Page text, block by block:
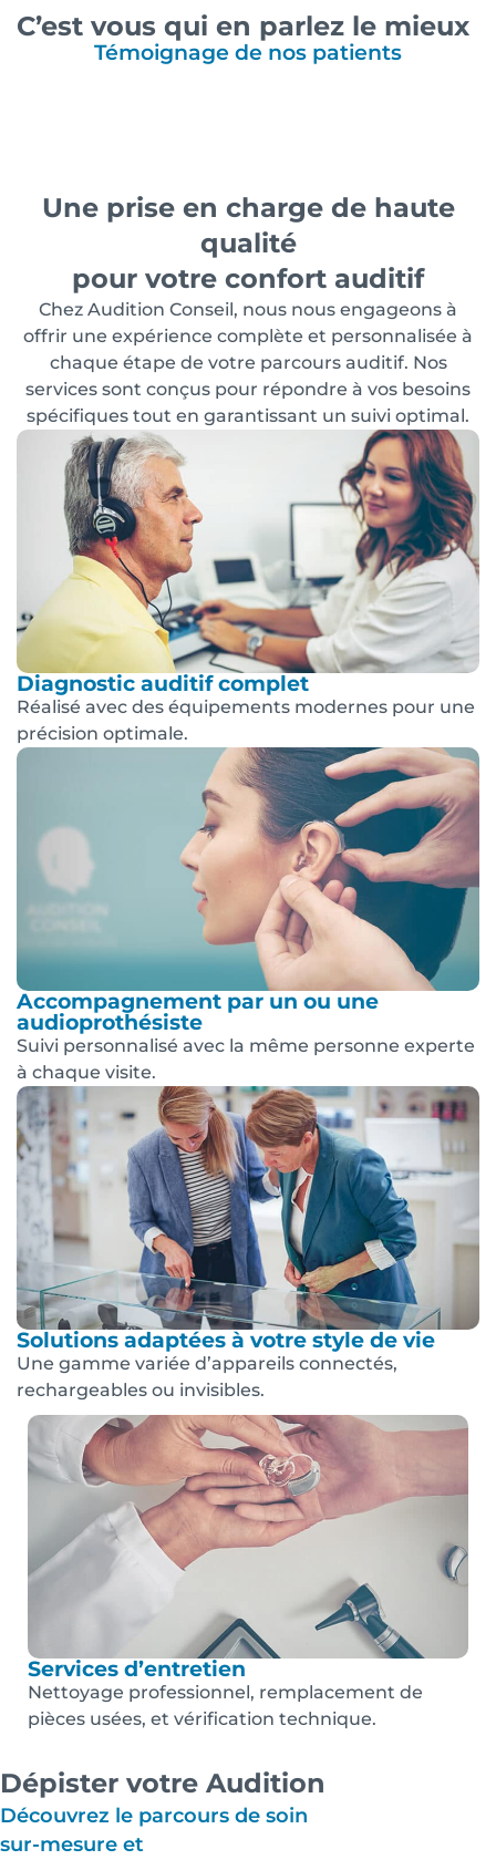
C’est vous qui en parlez le mieux
Témoignage de nos patients
Une prise en charge de haute
qualité
pour votre confort auditif
Chez Audition Conseil, nous nous engageons à
offrir une expérience complète et personnalisée à
chaque étape de votre parcours auditif. Nos
services sont conçus pour répondre à vos besoins
spécifiques tout en garantissant un suivi optimal.
Diagnostic auditif complet
Réalisé avec des équipements modernes pour une
précision optimale.
Accompagnement par un ou une
audioprothésiste
Suivi personnalisé avec la même personne experte
à chaque visite.
Solutions adaptées à votre style de vie
Une gamme variée d’appareils connectés,
rechargeables ou invisibles.
Services d’entretien
Nettoyage professionnel, remplacement de
pièces usées, et vérification technique.
Dépister votre Audition
Découvrez le parcours de soin
sur-mesure et